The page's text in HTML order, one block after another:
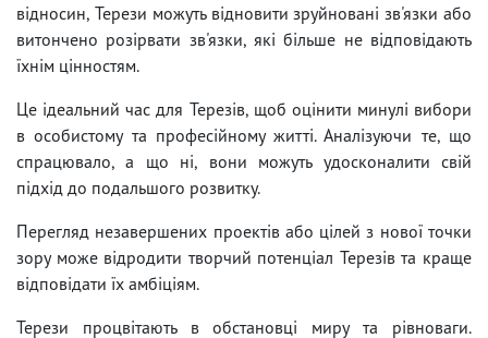
відносин, Терези можуть відновити зруйновані зв'язки або
витончено розірвати зв'язки, які більше не відповідають
їхнім цінностям.
Це ідеальний час для Терезів, щоб оцінити минулі вибори
в особистому та професійному житті. Аналізуючи те, що
спрацювало, а що ні, вони можуть удосконалити свій
підхід до подальшого розвитку.
Перегляд незавершених проектів або цілей з нової точки
зору може відродити творчий потенціал Терезів та краще
відповідати їх амбіціям.
Терези процвітають в обстановці миру та рівноваги.